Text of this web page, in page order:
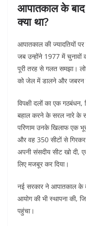
आपातकाल के
क्या था?
आपातकाल की ज्यादतियों
जब उन्होंने 1977 में चुनावों
पूरी तरह से गलत समझा।
को जेल में डालने और जबरन
विपक्षी दलों का एक
बहाल करने के सरल नारे
परिणाम उनके खिलाफ एक
और वह 350 सीटों से
अपनी संसदीय सीट खो दी,
लिए मजबूर कर दिया।
नई सरकार ने आपातकाल के
आयोग की भी स्थापना की,
पहुंचा।